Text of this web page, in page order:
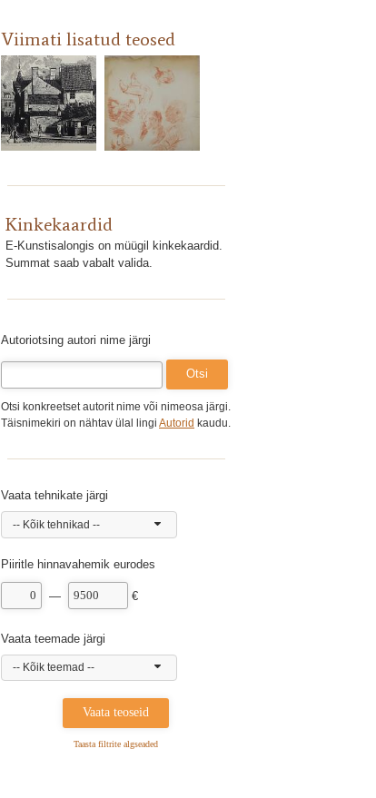
Viimati lisatud teosed
Kinkekaardid
E-Kunstisalongis on müügil kinkekaardid.
Summat saab vabalt valida.
Autoriotsing autori nime järgi
Otsi konkreetset autorit nime või nimeosa järgi.
Täisnimekiri on nähtav ülal lingi Autorid kaudu.
Vaata tehnikate järgi
-- Kõik tehnikad --
Piiritle hinnavahemik eurodes
— €
Vaata teemade järgi
-- Kõik teemad --
Taasta filtrite algseaded